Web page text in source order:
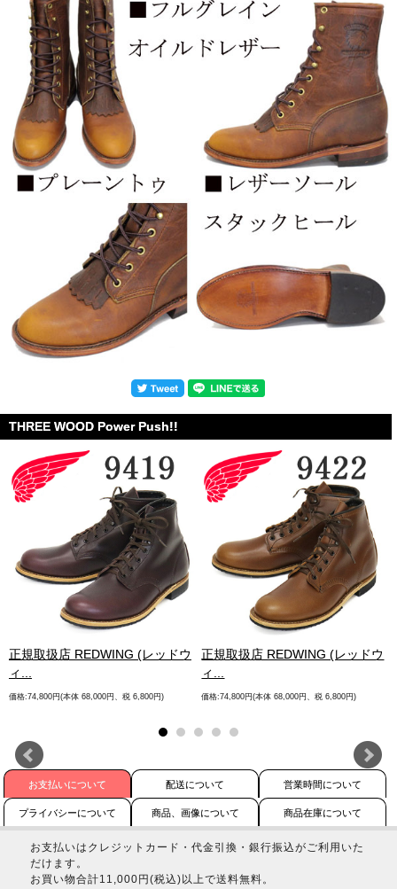
THREE WOOD Power Push!!
正規取扱店 REDWING (レッドウ
ィ...
価格:74,800円(本体 68,000円、税 6,800円)
正規取扱店 REDWING (レッドウ
ィ...
価格:74,800円(本体 68,000円、税 6,800円)
お支払いについて 配送について 営業時間について
プライバシーについて 商品、画像について 商品在庫について
お支払いはクレジットカード・代金引換・銀行振込がご利用いた
だけます。
お買い物合計11,000円(税込)以上で送料無料。